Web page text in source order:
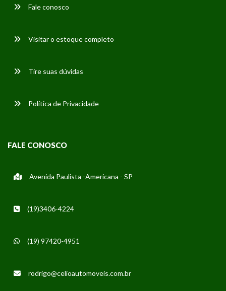
Fale conosco
Visitar o estoque completo
Tire suas dúvidas
Política de Privacidade
FALE CONOSCO
Avenida Paulista -Americana - SP
(19)3406-4224
(19) 97420-4951
rodrigo@celioautomoveis.com.br